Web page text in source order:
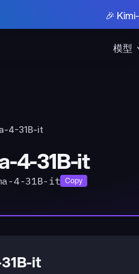
模型
🎉
4-31B-it
4-31B-it
4-31B-it Copy
it